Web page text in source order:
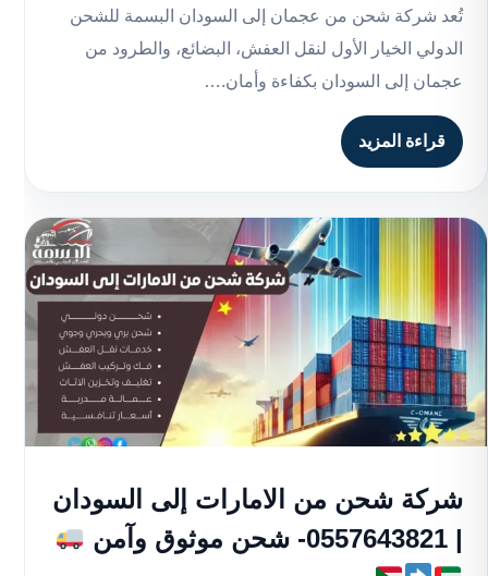
تُعد شركة شحن من عجمان إلى السودان البسمة للشحن
الدولي الخيار الأول لنقل العفش، البضائع، والطرود من
عجمان إلى السودان بكفاءة وأمان.…
قراءة المزيد
شركة شحن من الامارات إلى السودان
| 0557643821- شحن موثوق وآمن